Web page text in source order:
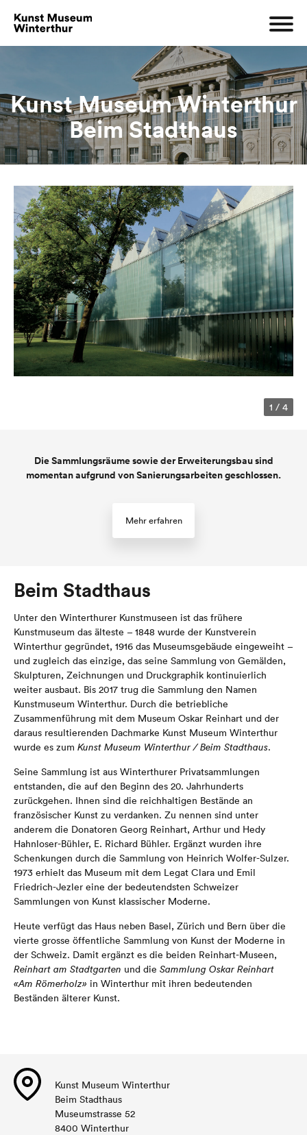
Kunst Museum Winterthur
Beim Stadthaus
1 / 4
Die Sammlungsräume sowie der Erweiterungsbau sind
momentan aufgrund von Sanierungsarbeiten geschlossen.
Mehr erfahren
Beim Stadthaus
Unter den Winterthurer Kunstmuseen ist das frühere
Kunstmuseum das älteste – 1848 wurde der Kunstverein
Winterthur gegründet, 1916 das Museumsgebäude eingeweiht –
und zugleich das einzige, das seine Sammlung von Gemälden,
Skulpturen, Zeichnungen und Druckgraphik kontinuierlich
weiter ausbaut. Bis 2017 trug die Sammlung den Namen
Kunstmuseum Winterthur. Durch die betriebliche
Zusammenführung mit dem Museum Oskar Reinhart und der
daraus resultierenden Dachmarke Kunst Museum Winterthur
wurde es zum Kunst Museum Winterthur / Beim Stadthaus.
Seine Sammlung ist aus Winterthurer Privatsammlungen
entstanden, die auf den Beginn des 20. Jahrhunderts
zurückgehen. Ihnen sind die reichhaltigen Bestände an
französischer Kunst zu verdanken. Zu nennen sind unter
anderem die Donatoren Georg Reinhart, Arthur und Hedy
Hahnloser-Bühler, E. Richard Bühler. Ergänzt wurden ihre
Schenkungen durch die Sammlung von Heinrich Wolfer-Sulzer.
1973 erhielt das Museum mit dem Legat Clara und Emil
Friedrich-Jezler eine der bedeutendsten Schweizer
Sammlungen von Kunst klassischer Moderne.
Heute verfügt das Haus neben Basel, Zürich und Bern über die
vierte grosse öffentliche Sammlung von Kunst der Moderne in
der Schweiz. Damit ergänzt es die beiden Reinhart-Museen,
Reinhart am Stadtgarten und die Sammlung Oskar Reinhart
«Am Römerholz» in Winterthur mit ihren bedeutenden
Beständen älterer Kunst.
Kunst Museum Winterthur
Beim Stadthaus
Museumstrasse 52
8400 Winterthur